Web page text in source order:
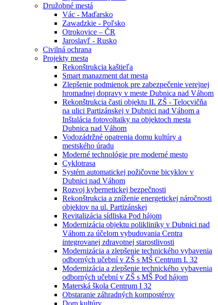
Družobné mestá
Vác - Maďarsko
Zawadzkie - Poľsko
Otrokovice – ČR
Jaroslavľ - Rusko
Civilná ochrana
Projekty mesta
Rekonštrukcia kaštieľa
Smart manazment dat mesta
Zlepšenie podmienok pre zabezpečenie verejnej
hromadnej dopravy v meste Dubnica nad Váhom
Rekonštrukcia časti objektu II. ZŠ - Telocvičňa
na ulici Partizánskej v Dubnici nad Váhom a
Inštalácia fotovoltaiky na objektoch mesta
Dubnica nad Váhom
Vodozádržné opatrenia domu kultúry a
mestského úradu
Moderné technológie pre moderné mesto
Cyklotrasa
Systém automatickej požičovne bicyklov v
Dubnici nad Váhom
Rozvoj kybernetickej bezpečnosti
Rekonštrukcia a zníženie energetickej náročnosti
objektov na ul. Partizánskej
Revitalizácia sídliska Pod hájom
Modernizácia objektu polikliniky v Dubnici nad
Váhom za účelom vybudovania Centra
integrovanej zdravotnej starostlivosti
Modernizácia a zlepšenie technického vybavenia
odborných učební v ZŠ s MŠ Centrum I. 32
Modernizácia a zlepšenie technického vybavenia
odborných učební v ZŠ s MŠ Pod hájom
Materská škola Centrum I 32
Obstaranie záhradných kompostérov